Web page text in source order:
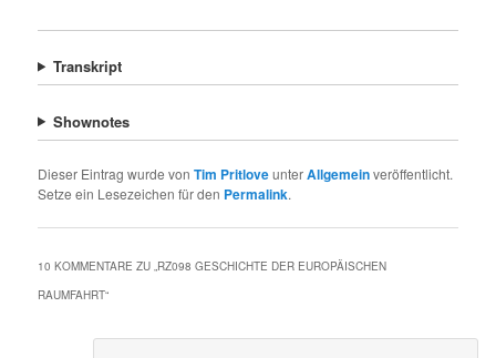
Transkript
Shownotes
Dieser Eintrag wurde vonTim PritloveunterAllgemeinveröffentlicht.
Setze ein Lesezeichen für den Permalink.
10 KOMMENTARE ZU „RZ098 GESCHICHTE DER EUROPÄISCHEN
RAUMFAHRT“